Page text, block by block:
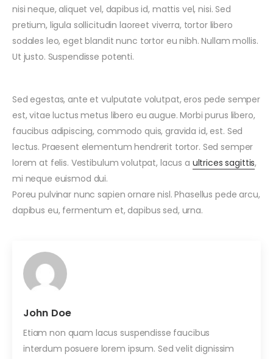
nisi neque, aliquet vel, dapibus id, mattis vel, nisi. Sed
pretium, ligula sollicitudin laoreet viverra, tortor libero
sodales leo, eget blandit nunc tortor eu nibh. Nullam mollis.
Ut justo. Suspendisse potenti.
Sed egestas, ante et vulputate volutpat, eros pede semper
est, vitae luctus metus libero eu augue. Morbi purus libero,
faucibus adipiscing, commodo quis, gravida id, est. Sed
lectus. Praesent elementum hendrerit tortor. Sed semper
lorem at felis. Vestibulum volutpat, lacus a ultrices sagittis,
mi neque euismod dui.
Poreu pulvinar nunc sapien ornare nisl. Phasellus pede arcu,
dapibus eu, fermentum et, dapibus sed, urna.
John Doe
Etiam non quam lacus suspendisse faucibus
interdum posuere lorem ipsum. Sed velit dignissim